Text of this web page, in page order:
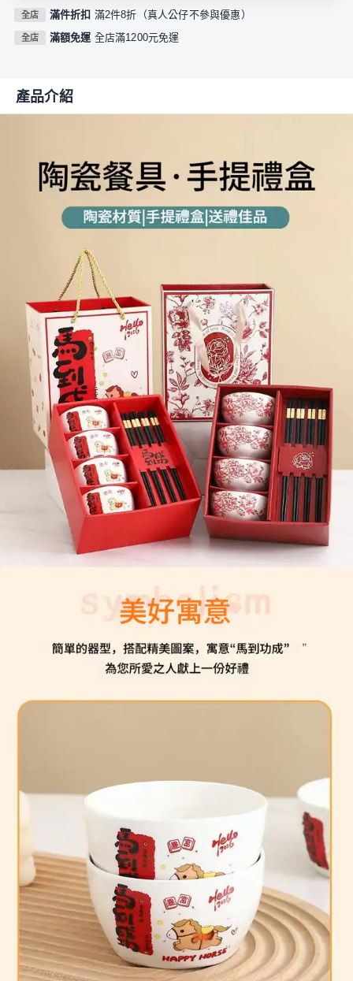
全店 滿件折扣 滿2件8折（真人公仔不參與優惠）
全店 滿額免運 全店滿1200元免運
產品介紹